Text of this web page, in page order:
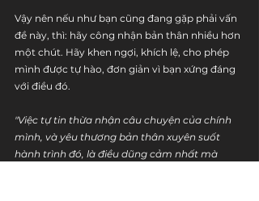
Vậy nên nếu như bạn cũng đang gặp phải vấn
đề này, thì: hãy công nhận bản thân nhiều hơn
một chút. Hãy khen ngợi, khích lệ, cho phép
mình được tự hào, đơn giản vì bạn xứng đáng
với điều đó.
"Việc tự tin thừa nhận câu chuyện của chính
mình, và yêu thương bản thân xuyên suốt
hành trình đó, là điều dũng cảm nhất mà